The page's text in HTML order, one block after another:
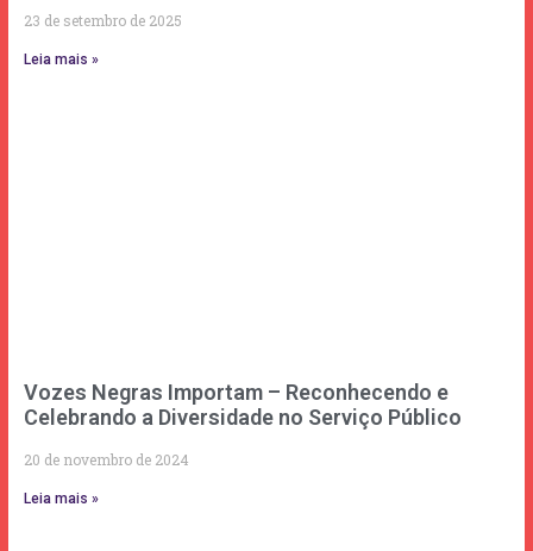
23 de setembro de 2025
Leia mais »
Vozes Negras Importam – Reconhecendo e
Celebrando a Diversidade no Serviço Público
20 de novembro de 2024
Leia mais »